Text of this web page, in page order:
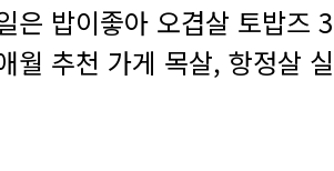
은 밥이좋아 오겹살 토밥즈
월 추천 가게 목살, 항정살